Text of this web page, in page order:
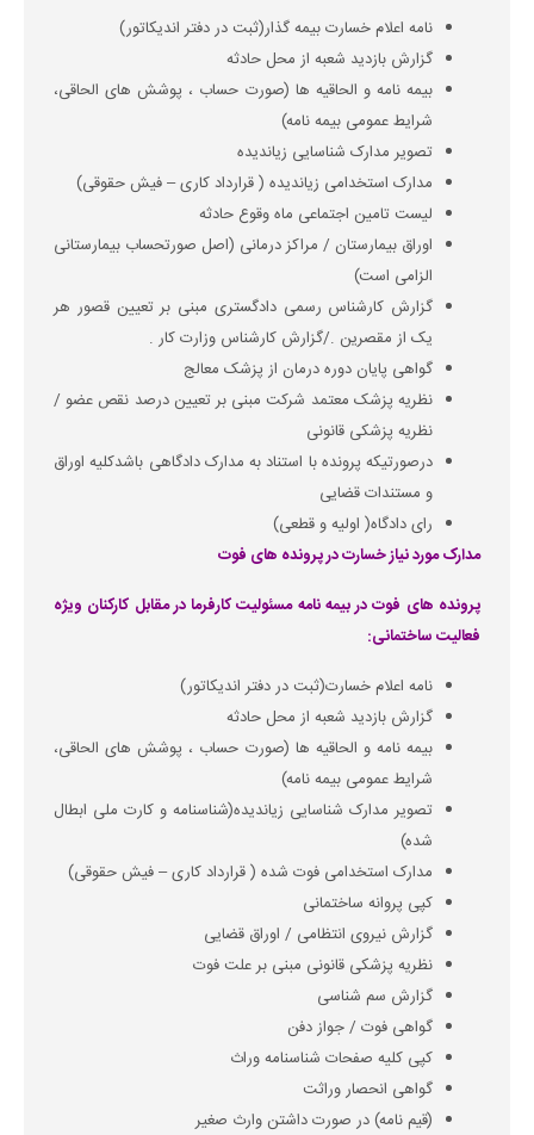
نامه اعلام خسارت بیمه گذار(ثبت در دفتر اندیکاتور)
گزارش بازدید شعبه از محل حادثه
بیمه نامه و الحاقیه ها (صورت حساب ، پوشش های الحاقی،
شرایط عمومی بیمه نامه)
تصویر مدارک شناسایی زیاندیده
مدارک استخدامی زیاندیده ( قرارداد کاری – فیش حقوقی)
لیست تامین اجتماعی ماه وقوع حادثه
اوراق بیمارستان / مراکز درمانی (اصل صورتحساب بیمارستانی
الزامی است)
گزارش کارشناس رسمی دادگستری مبنی بر تعیین قصور هر
یک از مقصرین ./گزارش کارشناس وزارت کار .
گواهی پایان دوره درمان از پزشک معالج
نظریه پزشک معتمد شرکت مبنی بر تعیین درصد نقص عضو /
نظریه پزشکی قانونی
درصورتیکه پرونده با استناد به مدارک دادگاهی باشدکلیه اوراق
و مستندات قضایی
رای دادگاه( اولیه و قطعی)
مدارک مورد نیاز خسارت در پرونده های فوت
پرونده های فوت در بیمه نامه مسئولیت کارفرما در مقابل کارکنان ویژه
فعالیت ساختمانی:
نامه اعلام خسارت(ثبت در دفتر اندیکاتور)
گزارش بازدید شعبه از محل حادثه
بیمه نامه و الحاقیه ها (صورت حساب ، پوشش های الحاقی،
شرایط عمومی بیمه نامه)
تصویر مدارک شناسایی زیاندیده(شناسنامه و کارت ملی ابطال
شده)
مدارک استخدامی فوت شده ( قرارداد کاری – فیش حقوقی)
کپی پروانه ساختمانی
گزارش نیروی انتظامی / اوراق قضایی
نظریه پزشکی قانونی مبنی بر علت فوت
گزارش سم شناسی
گواهی فوت / جواز دفن
کپی کلیه صفحات شناسنامه وراث
گواهی انحصار وراثت
(قیم نامه) در صورت داشتن وارث صغیر